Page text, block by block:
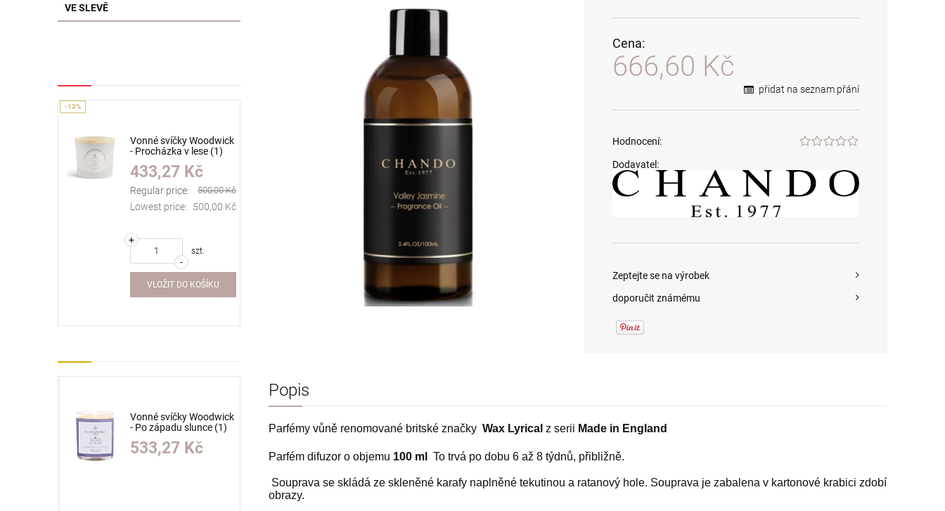
VE SLEVĚ
Vonné svíčky Woodwick
- Procházka v lese (1)
(1) (1) (1) (1) (1) (1) (1)
(1) (1) (1)
433,27 Kč
Regular price: 500,00 Kč
Lowest price: 500,00 Kč
-
+
szt.
VLOŽIT DO KOŠÍKU
Vonné svíčky Woodwick
- Po západu slunce (1)
533,27 Kč
- Po západu slunce (1)
199,93 Kč
- Procházka v lese (1)
(1) (1) (1) (1) (1) (1) (1)
373,27 Kč
Cena:
666,60 Kč
přidat na seznam přání
Hodnocení:
Dodavatel:
Zeptejte se na výrobek
doporučit známému
Popis
Parfémy vůně renomované britské značky Wax Lyrical z serii Made in England
Parfém difuzor o objemu 100 ml To trvá po dobu 6 až 8 týdnů, přibližně.
Souprava se skládá ze skleněné karafy naplněné tekutinou a ratanový hole. Souprava je zabalena v kartonové krabici zdobí
obrazy.